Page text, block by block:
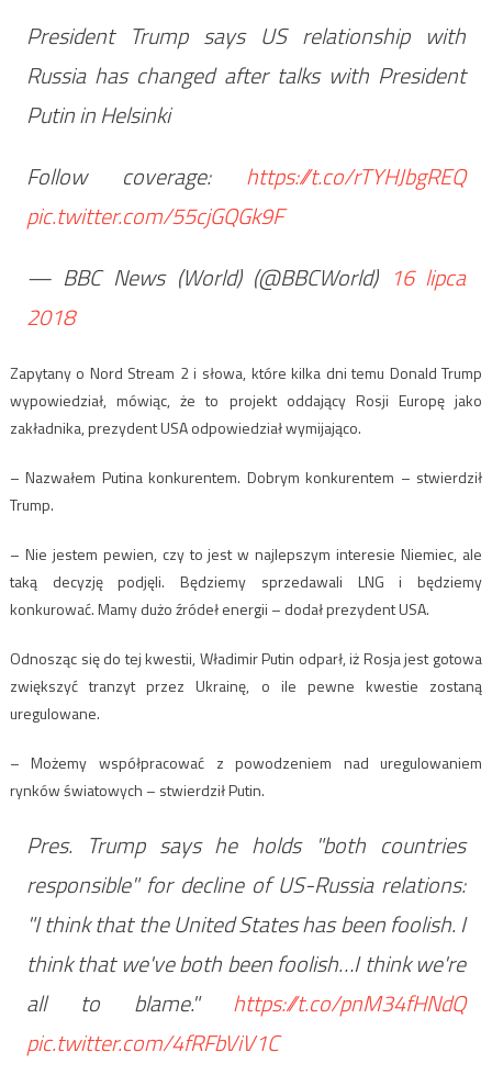
President Trump says US relationship with
Russia has changed after talks with President
Putin in Helsinki
Follow coverage: https://t.co/rTYHJbgREQ
pic.twitter.com/55cjGQGk9F
— BBC News (World) (@BBCWorld) 16 lipca
2018
Zapytany o Nord Stream 2 i słowa, które kilka dni temu Donald Trump
wypowiedział, mówiąc, że to projekt oddający Rosji Europę jako
zakładnika, prezydent USA odpowiedział wymijająco.
– Nazwałem Putina konkurentem. Dobrym konkurentem – stwierdził
Trump.
– Nie jestem pewien, czy to jest w najlepszym interesie Niemiec, ale
taką decyzję podjęli. Będziemy sprzedawali LNG i będziemy
konkurować. Mamy dużo źródeł energii – dodał prezydent USA.
Odnosząc się do tej kwestii, Władimir Putin odparł, iż Rosja jest gotowa
zwiększyć tranzyt przez Ukrainę, o ile pewne kwestie zostaną
uregulowane.
– Możemy współpracować z powodzeniem nad uregulowaniem
rynków światowych – stwierdził Putin.
Pres. Trump says he holds "both countries
responsible" for decline of US-Russia relations:
"I think that the United States has been foolish. I
think that we've both been foolish…I think we're
all to blame." https://t.co/pnM34fHNdQ
pic.twitter.com/4fRFbViV1C